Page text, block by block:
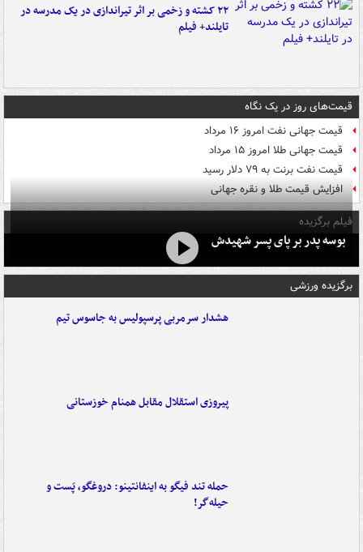
۲۲ کشته و زخمی بر اثر تیراندازی در یک مدرسه در
تایلند+ فیلم
قیمت‌های روز در یک نگاه
قیمت جهانی نفت امروز ۱۶ مرداد
قیمت جهانی طلا امروز ۱۵ مرداد
قیمت نفت برنت به ۷۹ دلار رسید
افزایش قیمت طلا و نقره جهانی
فیلم برگزیده
بوسه‌ پدر بر پای پسر شهیدش
برگزیده ورزشی
هشدار سرمربی پرسپولیس به جاسوس تیم
پیروزی استقلال مقابل همنام خوزستانی
حمله تند فیگو به اینفانتینو: دروغگو، پَست‌ و
حیله‌گر!